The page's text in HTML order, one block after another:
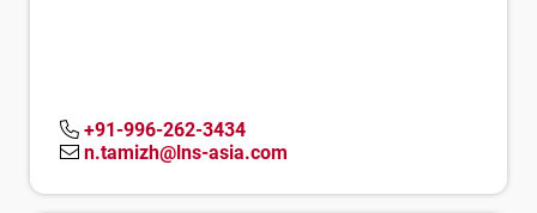
+91-996-262-3434
n.tamizh@lns-asia.com